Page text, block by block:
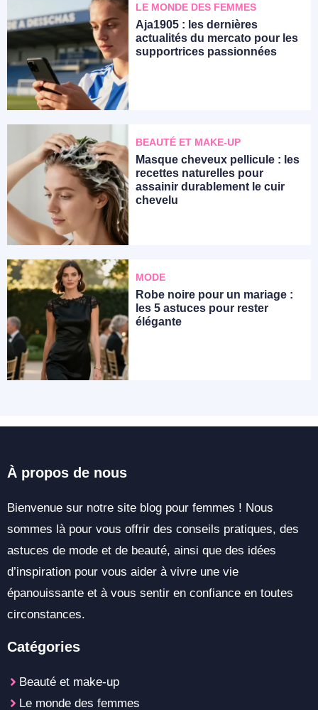
LE MONDE DES FEMMES
Aja1905 : les dernières
actualités du mercato pour les
supportrices passionnées
BEAUTÉ ET MAKE-UP
Masque cheveux pellicule : les
recettes naturelles pour
assainir durablement le cuir
chevelu
MODE
Robe noire pour un mariage :
les 5 astuces pour rester
élégante
À propos de nous
Bienvenue sur notre site blog pour femmes ! Nous
sommes là pour vous offrir des conseils pratiques, des
astuces de mode et de beauté, ainsi que des idées
d’inspiration pour vous aider à vivre une vie
épanouissante et à vous sentir en confiance en toutes
circonstances.
Catégories
Beauté et make-up
Le monde des femmes